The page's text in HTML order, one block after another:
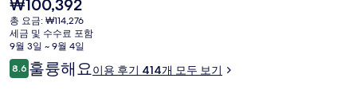
재
가
격
은
₩100,392
₩100,392
총 요금: ₩114,276
세금 및 수수료 포함
9월 3일 ~ 9월 4일
이
용
8.610점 만점 중 8.6점.
훌륭해요이용 후기 414개 모두 보기